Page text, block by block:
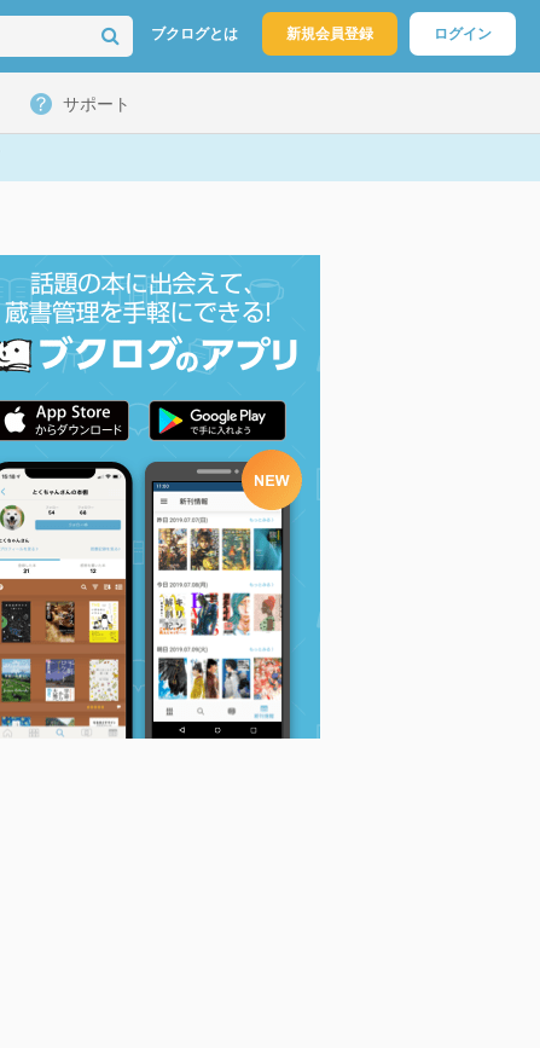
ブクログとは 新規会員登録 ログイン
サポート